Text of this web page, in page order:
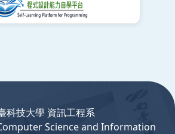
科技大學 資訊工程系
Science and Information